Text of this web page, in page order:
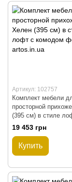
Артикул: 102757
Комплект мебели
просторной
(395 см) в стиле
комодом
19 453 грн
Купить